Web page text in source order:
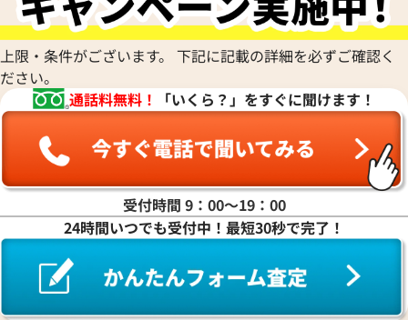
66,000円
2026年4月3日時点
66,000円
2026年4月17日時
上限・条件がございます。 下記に記載の詳細を必ずご確認く
ださい。
通話料無料！
「いくら？」をすぐに聞けます！
受付時間 9：00〜19：00
24時間いつでも受付中！最短30秒で完了！